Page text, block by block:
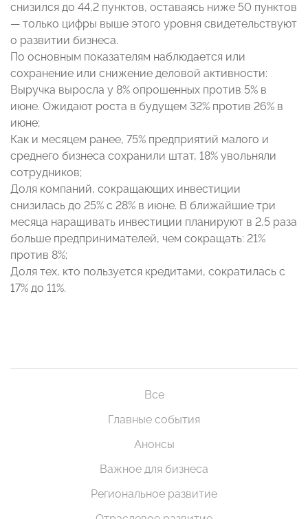
снизился до 44,2 пунктов, оставаясь ниже 50 пунктов
— только цифры выше этого уровня свидетельствуют
о развитии бизнеса.
По основным показателям наблюдается или
сохранение или снижение деловой активности:
Выручка выросла у 8% опрошенных против 5% в
июне. Ожидают роста в будущем 32% против 26% в
июне;
Как и месяцем ранее, 75% предприятий малого и
среднего бизнеса сохранили штат, 18% увольняли
сотрудников;
Доля компаний, сокращающих инвестиции
снизилась до 25% с 28% в июне. В ближайшие три
месяца наращивать инвестиции планируют в 2,5 раза
больше предпринимателей, чем сокращать: 21%
против 8%;
Доля тех, кто пользуется кредитами, сократилась с
17% до 11%.
Все
Главные события
Анонсы
Важное для бизнеса
Региональное развитие